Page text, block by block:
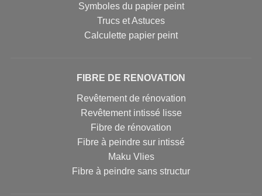
Symboles du papier peint
Trucs et Astuces
Calculette papier peint
FIBRE DE RENOVATION
Revêtement de rénovation
Revêtement intissé lisse
Fibre de rénovation
Fibre à peindre sur intissé
Maku Vlies
Fibre à peindre sans structur